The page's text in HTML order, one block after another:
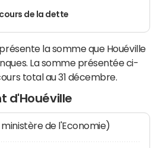
de la dette
la somme que Houéville
La somme présentée ci-
total au 31 décembre.
d'Houéville
de l'Economie)